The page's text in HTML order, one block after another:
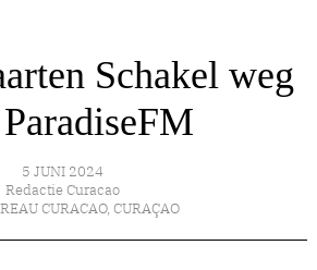
Schakel weg
5 JUNI 2024
Redactie Curacao
CURACAO, CURAÇAO